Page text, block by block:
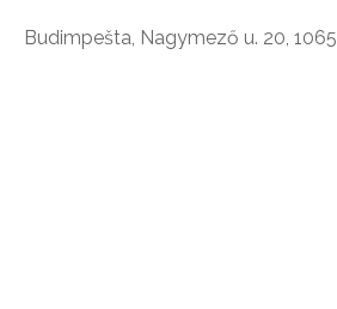
Budimpešta, Nagymező u. 20, 1065